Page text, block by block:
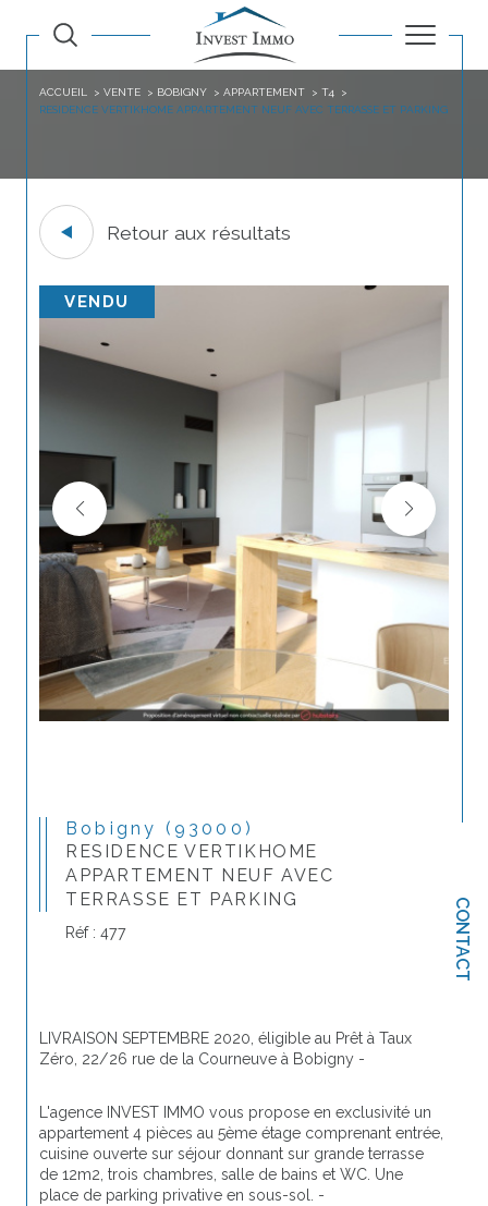
CONTACT
ACCUEIL VENTE BOBIGNY APPARTEMENT
T4
RESIDENCE VERTIKHOME APPARTEMENT NEUF AVEC TERRASSE ET PARKING
Retour aux résultats
VENDU
Bobigny (93000)
RESIDENCE VERTIKHOME
APPARTEMENT NEUF AVEC
TERRASSE ET PARKING
Réf : 477
LIVRAISON SEPTEMBRE 2020, éligible au Prêt à Taux
Zéro, 22/26 rue de la Courneuve à Bobigny -
L'agence INVEST IMMO vous propose en exclusivité un
appartement 4 pièces au 5ème étage comprenant entrée,
cuisine ouverte sur séjour donnant sur grande terrasse
de 12m2, trois chambres, salle de bains et WC. Une
place de parking privative en sous-sol. -